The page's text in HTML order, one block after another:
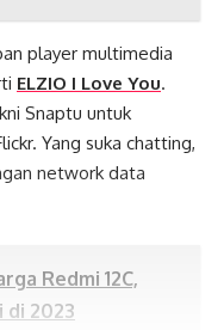
player multimedia
ELZIO I Love You.
Snaptu untuk
Yang suka chatting,
network data
Redmi 12C,
di 2023